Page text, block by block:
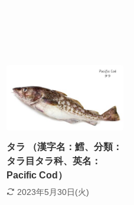
タラ （漢字名：鱈、分類：
タラ目タラ科、英名：
Pacific Cod）
2023年5月30日(火)